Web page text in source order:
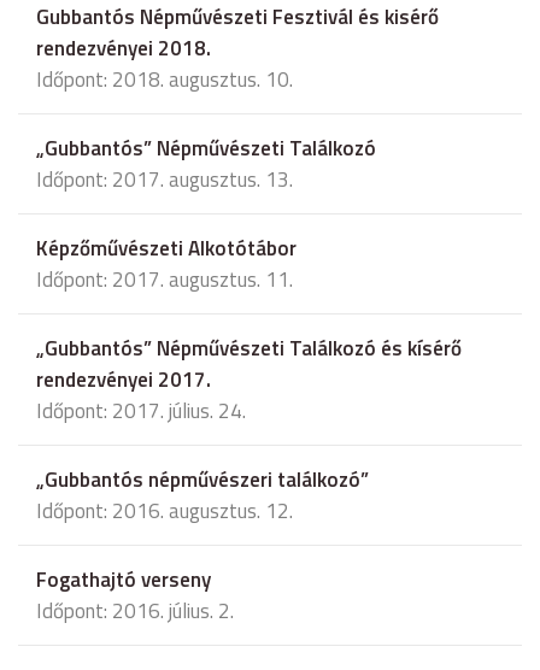
Gubbantós Népművészeti Fesztivál és kisérő
rendezvényei 2018.
Időpont: 2018. augusztus. 10.
„Gubbantós” Népművészeti Találkozó
Időpont: 2017. augusztus. 13.
Képzőművészeti Alkotótábor
Időpont: 2017. augusztus. 11.
„Gubbantós” Népművészeti Találkozó és kísérő
rendezvényei 2017.
Időpont: 2017. július. 24.
„Gubbantós népművészeri találkozó”
Időpont: 2016. augusztus. 12.
Fogathajtó verseny
Időpont: 2016. július. 2.